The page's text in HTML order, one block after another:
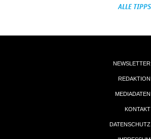
ALLE TIPPS
NEWSLETTER
REDAKTION
MEDIADATEN
KONTAKT
DATENSCHUTZ